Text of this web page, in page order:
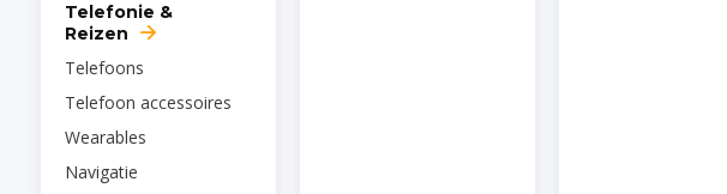
Telefonie &
Reizen
Telefoons
Telefoon accessoires
Wearables
Navigatie